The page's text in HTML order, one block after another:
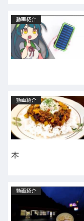
動画紹介
動画紹介
本
動画紹介